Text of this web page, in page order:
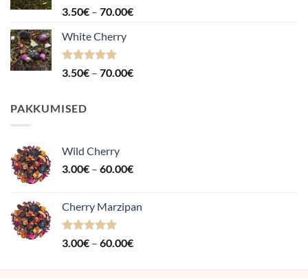
Hinnanguga
3.50€ – 70.00€Hinnavahemik:
White Cherry
Hinnanguga
3.50€ – 70.00€Hinnavahemik:
PAKKUMISED
Wild Cherry
3.00€ – 60.00€Hinnavahemik:
60.00€
Cherry Marzipan
Hinnanguga
3.00€ – 60.00€Hinnavahemik:
kuni